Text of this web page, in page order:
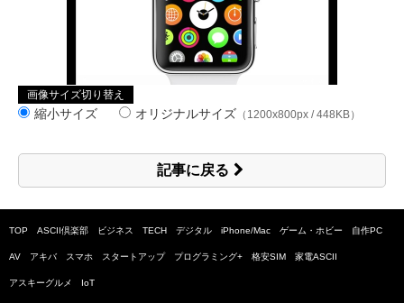
画像サイズ切り替え
縮小サイズ オリジナルサイズ （1200x800px / 448KB）
記事に戻る
TOP ASCII倶楽部 ビジネス TECH デジタル iPhone/Mac ゲーム・ホビー 自作PC
AV アキバ スマホ スタートアップ プログラミング+ 格安SIM 家電ASCII
アスキーグルメ IoT